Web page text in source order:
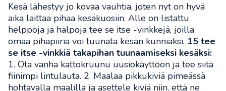
Kesä lähestyy jo kovaa vauhtia, joten nyt on hyvä
aika laittaa pihaa kesäkuosiin. Alle on listattu
helppoja ja halpoja tee se itse -vinkkejä, joilla
omaa pihapiiriä voi tuunata kesän kunniaksi. 15 tee
se itse -vinkkiä takapihan tuunaamiseksi kesäksi:
1. Ota vanha kattokruunu uusiokäyttöön ja tee siitä
fiinimpi lintulauta. 2. Maalaa pikkukiviä pimeässä
hohtavalla maalilla ja asettele kiviä niin, että ne